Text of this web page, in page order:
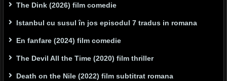
The Dink (2026) film comedie
Istanbul cu susul în jos episodul 7 tradus in romana
En fanfare (2024) film comedie
The Devil All the Time (2020) film thriller
Death on the Nile (2022) film subtitrat romana